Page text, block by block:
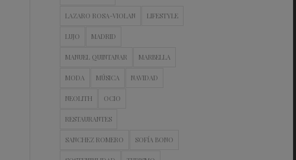
LAZARO ROSA-VIOLAN LIFESTYLE
LUJO MADRID
MANUEL QUINTANAR MARBELLA
MODA MÚSICA NAVIDAD
NEOLITH OCIO
RESTAURANTES
SANCHEZ ROMERO SOFÍA BONO